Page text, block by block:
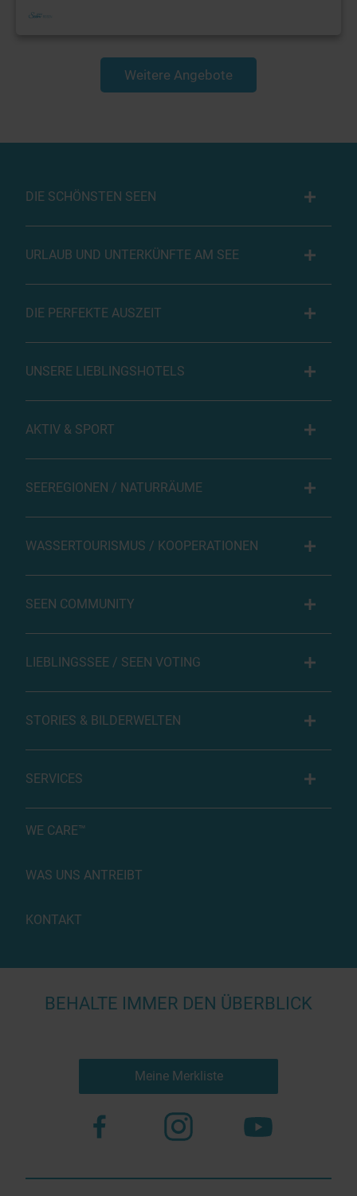
Weitere Angebote
DIE SCHÖNSTEN SEEN
URLAUB UND UNTERKÜNFTE AM SEE
DIE PERFEKTE AUSZEIT
UNSERE LIEBLINGSHOTELS
AKTIV & SPORT
SEEREGIONEN / NATURRÄUME
WASSERTOURISMUS / KOOPERATIONEN
SEEN COMMUNITY
LIEBLINGSSEE / SEEN VOTING
STORIES & BILDERWELTEN
SERVICES
WE CARE™
WAS UNS ANTREIBT
KONTAKT
BEHALTE IMMER DEN ÜBERBLICK
Meine Merkliste